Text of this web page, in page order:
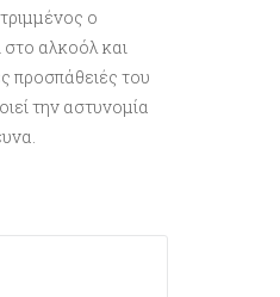
ο
αλκοόλ και
προσπάθειές του
την αστυνομία